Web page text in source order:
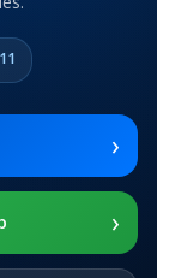
/ Samsung
10.5 2021 SM-
APOYO
›
›